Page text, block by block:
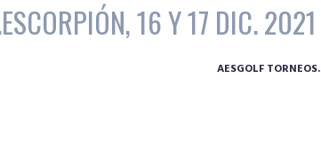
16 Y 17 DIC. 2021
AESGOLF TORNEOS.